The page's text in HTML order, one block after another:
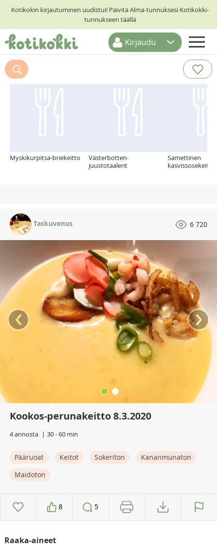
Kotikokin kirjautuminen uudistui! Päivitä Alma-tunnuksesi Kotikokki-
tunnukseen täällä
ETUSIVU
RESEPTIHAKU
Kirjaudu
Suosittelemme myös
Myskikurpitsa-briekeitto
Västerbotten-
juustotaalerit
Samettinen
kasvissosekeitto
Taskuvenus 6 720
‹ ›
Kookos-perunakeitto 8.3.2020
4 annosta 30 - 60 min
Pääruoat Keitot Sokeriton
Kananmunaton
Maidoton
8 5
Raaka-aineet